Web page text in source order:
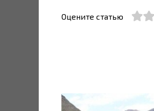
Оцените статью